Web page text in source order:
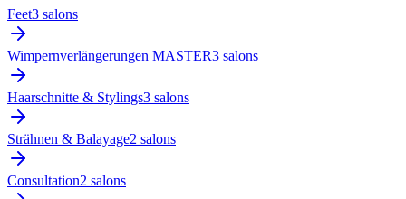
Feet3 salons
Wimpernverlängerungen MASTER3 salons
Haarschnitte & Stylings3 salons
Strähnen & Balayage2 salons
Consultation2 salons